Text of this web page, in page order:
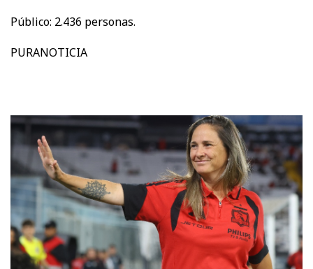
Público: 2.436 personas.
PURANOTICIA